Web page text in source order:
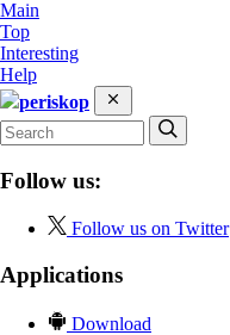
Main
Top
Interesting
Help
periskop
Follow us:
Follow us on Twitter
Applications
Download